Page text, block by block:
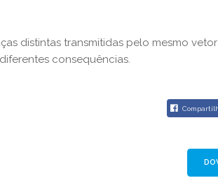
distintas transmitidas pelo mesmo
consequências.